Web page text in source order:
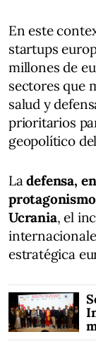
En este
startups
millones de
sectores que
salud y
prioritarios
geopolítico
Ladefensa,
Ucrania, el
estratégica